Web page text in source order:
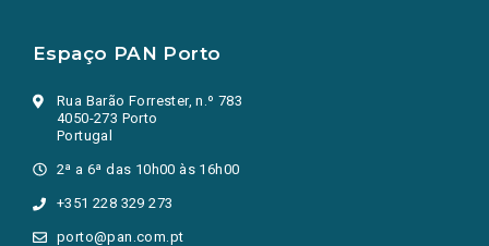
Espaço PAN Porto
Rua Barão Forrester, n.º 783
4050-273 Porto
Portugal
2ª a 6ª das 10h00 às 16h00
+351 228 329 273
porto@pan.com.pt